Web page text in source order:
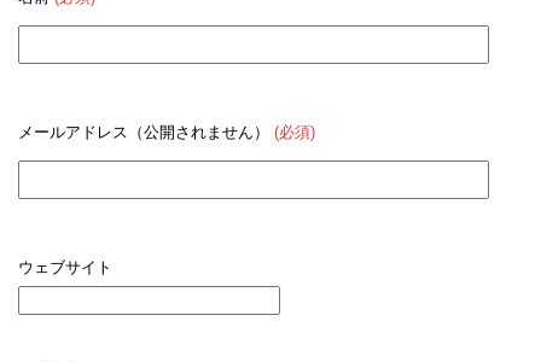
メールアドレス（公開されません） (必須)
ウェブサイト